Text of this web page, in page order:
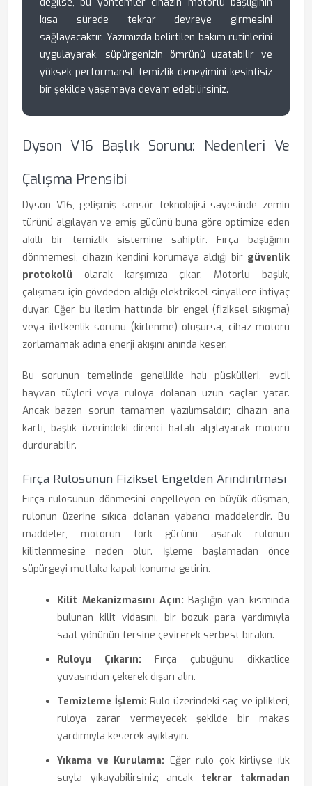
kısa sürede tekrar devreye girmesini
sağlayacaktır. Yazımızda belirtilen bakım rutinlerini
uygulayarak, süpürgenizin ömrünü uzatabilir ve
yüksek performanslı temizlik deneyimini kesintisiz
bir şekilde yaşamaya devam edebilirsiniz.
Dyson V16 Başlık Sorunu: Nedenleri Ve
Çalışma Prensibi
Dyson V16, gelişmiş sensör teknolojisi sayesinde zemin
türünü algılayan ve emiş gücünü buna göre optimize eden
akıllı bir temizlik sistemine sahiptir. Fırça başlığının
dönmemesi, cihazın kendini korumaya aldığı bir güvenlik
protokolü olarak karşımıza çıkar. Motorlu başlık,
çalışması için gövdeden aldığı elektriksel sinyallere ihtiyaç
duyar. Eğer bu iletim hattında bir engel (fiziksel sıkışma)
veya iletkenlik sorunu (kirlenme) oluşursa, cihaz motoru
zorlamamak adına enerji akışını anında keser.
Bu sorunun temelinde genellikle halı püskülleri, evcil
hayvan tüyleri veya ruloya dolanan uzun saçlar yatar.
Ancak bazen sorun tamamen yazılımsaldır; cihazın ana
kartı, başlık üzerindeki direnci hatalı algılayarak motoru
durdurabilir.
Fırça Rulosunun Fiziksel Engelden Arındırılması
Fırça rulosunun dönmesini engelleyen en büyük düşman,
rulonun üzerine sıkıca dolanan yabancı maddelerdir. Bu
maddeler, motorun tork gücünü aşarak rulonun
kilitlenmesine neden olur. İşleme başlamadan önce
süpürgeyi mutlaka kapalı konuma getirin.
Kilit Mekanizmasını Açın: Başlığın yan kısmında
bulunan kilit vidasını, bir bozuk para yardımıyla
saat yönünün tersine çevirerek serbest bırakın.
Ruloyu Çıkarın: Fırça çubuğunu dikkatlice
yuvasından çekerek dışarı alın.
Temizleme İşlemi: Rulo üzerindeki saç ve iplikleri,
ruloya zarar vermeyecek şekilde bir makas
yardımıyla keserek ayıklayın.
Yıkama ve Kurulama: Eğer rulo çok kirliyse ılık
suyla yıkayabilirsiniz; ancak tekrar takmadan